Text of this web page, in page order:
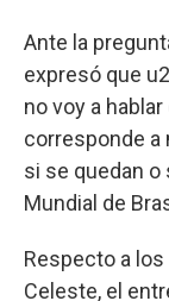
Ante la
expresó que
no voy a
corresponde a
si se quedan o
Mundial de
Respecto a
Celeste, el